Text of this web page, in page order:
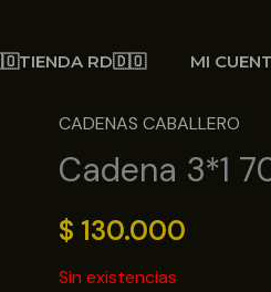
RD🇩🇴 MI
CADENAS CABALLERO
Cadena 3*1
$ 130.000
Sin existencias